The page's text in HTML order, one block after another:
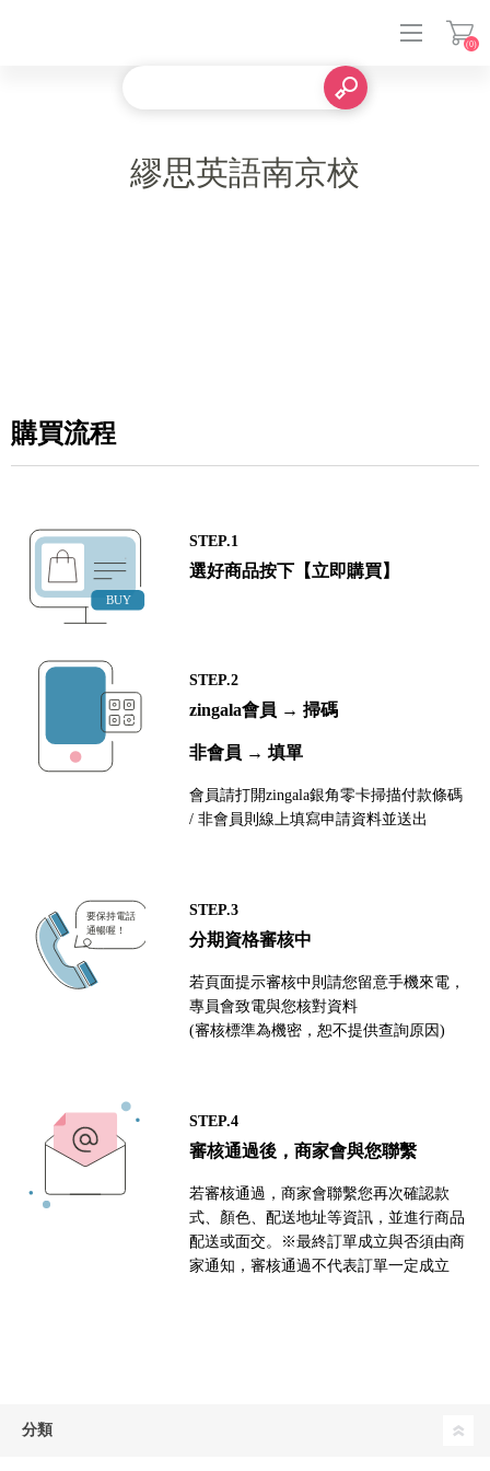
(0)
繆思英語南京校
購買流程
STEP.1
選好商品按下【立即購買】
STEP.2
zingala會員 → 掃碼
非會員 → 填單
會員請打開zingala銀角零卡掃描付款條碼
/ 非會員則線上填寫申請資料並送出
STEP.3
分期資格審核中
若頁面提示審核中則請您留意手機來電，
專員會致電與您核對資料
(審核標準為機密，恕不提供查詢原因)
STEP.4
審核通過後，商家會與您聯繫
若審核通過，商家會聯繫您再次確認款
式、顏色、配送地址等資訊，並進行商品
配送或面交。※最終訂單成立與否須由商
家通知，審核通過不代表訂單一定成立
分類